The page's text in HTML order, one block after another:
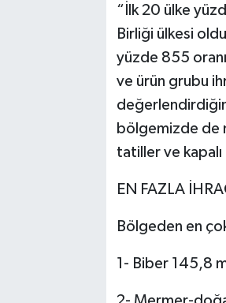
“İlk 20 ülke
Birliği ülkesi
yüzde 855
ve ürün grubu
bölgemizde de
tatiller ve
EN FAZLA
Bölgeden en
1- Biber 145,8